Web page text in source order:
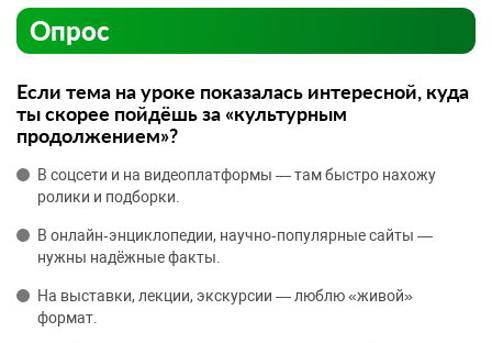
Опрос
Если тема на уроке показалась интересной, куда
ты скорее пойдёшь за «культурным
продолжением»?
В соцсети и на видеоплатформы — там быстро нахожу
ролики и подборки.
В онлайн‑энциклопедии, научно‑популярные сайты —
нужны надёжные факты.
На выставки, лекции, экскурсии — люблю «живой»
формат.